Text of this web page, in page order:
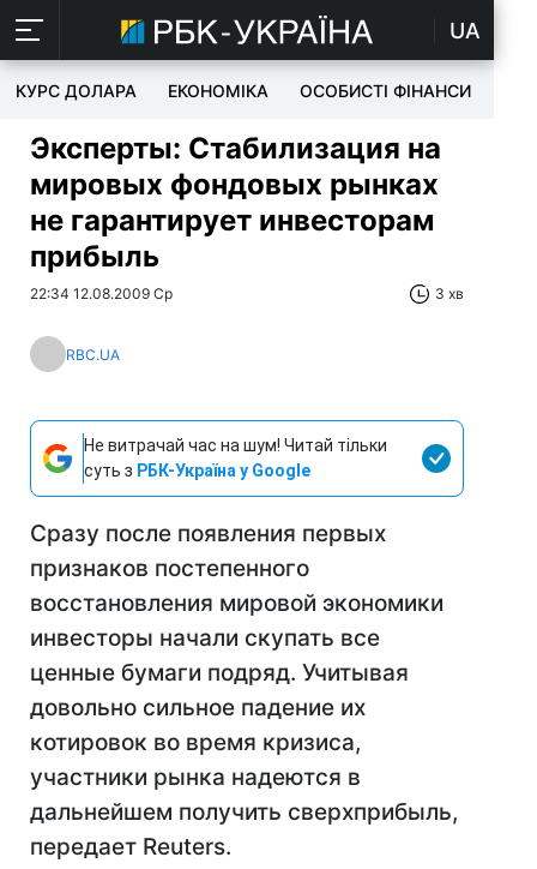
UA
КУРС ДОЛАРА ЕКОНОМІКА ОСОБИСТІ ФІНАНСИ
Эксперты: Стабилизация на
мировых фондовых рынках
не гарантирует инвесторам
прибыль
22:34 12.08.2009 Ср 3 хв
RBC.UA
Не витрачай час на шум! Читай тільки
суть з РБК-Україна у Google
Сразу после появления первых
признаков постепенного
восстановления мировой экономики
инвесторы начали скупать все
ценные бумаги подряд. Учитывая
довольно сильное падение их
котировок во время кризиса,
участники рынка надеются в
дальнейшем получить сверхприбыль,
передает Reuters.